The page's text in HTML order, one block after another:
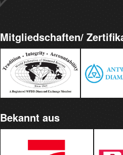
Mitgliedschaften/
Bekannt aus